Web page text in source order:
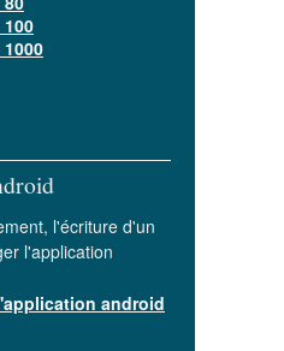
l'écriture d'un
l'application
android